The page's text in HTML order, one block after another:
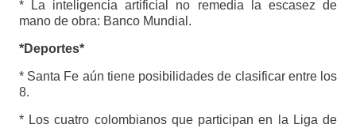
* La inteligencia artificial no remedia la escasez de
mano de obra: Banco Mundial.
*Deportes*
* Santa Fe aún tiene posibilidades de clasificar entre los
8.
* Los cuatro colombianos que participan en la Liga de